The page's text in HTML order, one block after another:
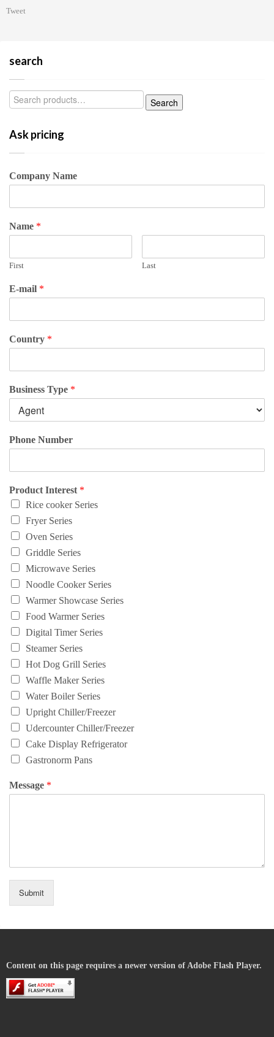
Tweet
search
Ask pricing
Company Name
Name *
First Last
E-mail *
Country *
Business Type *
Phone Number
Product Interest *
Rice cooker Series
Fryer Series
Oven Series
Griddle Series
Microwave Series
Noodle Cooker Series
Warmer Showcase Series
Food Warmer Series
Digital Timer Series
Steamer Series
Hot Dog Grill Series
Waffle Maker Series
Water Boiler Series
Upright Chiller/Freezer
Udercounter Chiller/Freezer
Cake Display Refrigerator
Gastronorm Pans
Message *
Submit
Content on this page requires a newer version of Adobe Flash Player.